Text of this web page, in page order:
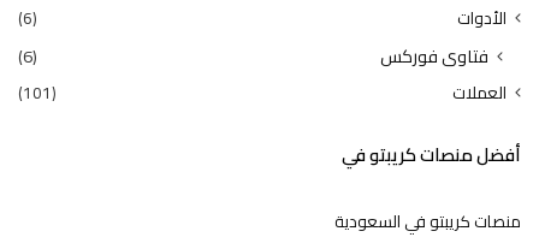
الأدوات (6)
فتاوى فوركس (6)
العملات (101)
أفضل منصات كريبتو في
منصات كريبتو في السعودية